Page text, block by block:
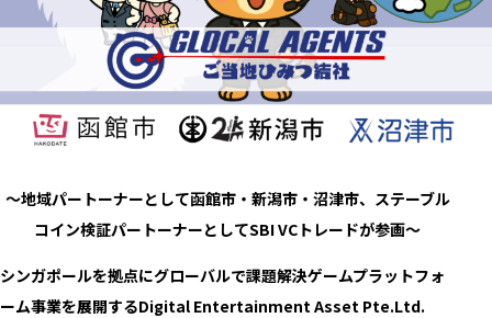
～地域パートーナーとして函館市・新潟市・沼津市、ステーブル
コイン検証パートーナーとしてSBI VCトレードが参画～
シンガポールを拠点にグローバルで課題解決ゲームプラットフォ
ーム事業を展開するDigital Entertainment Asset Pte.Ltd.